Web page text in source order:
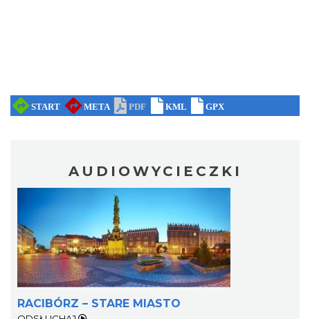
AUDIOWYCIECZKI
RACIBÓRZ – STARE MIASTO